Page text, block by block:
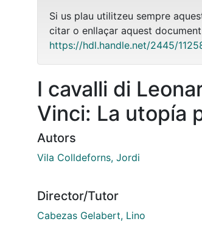
Si us plau utilitzeu sempre
citar o enllaçar aquest
https://hdl.handle.net/2445/
I cavalli di
Vinci: La utopía
Autors
Vila Colldeforns, Jordi
Director/Tutor
Cabezas Gelabert, Lino